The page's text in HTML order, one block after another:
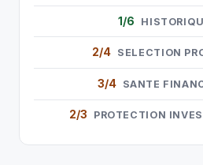
1/6
2/4 SELECTION
3/4 SANTE
2/3 PROTECTION